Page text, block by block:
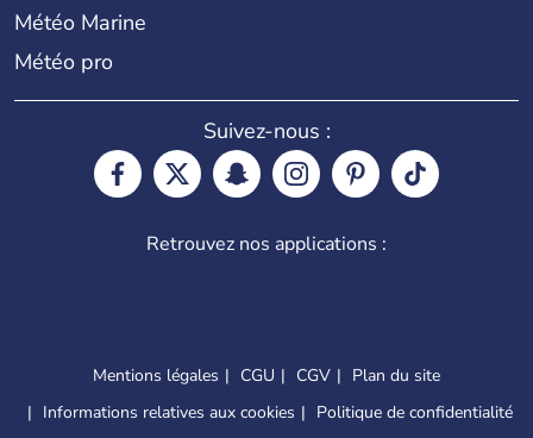
Météo Marine
Météo pro
Suivez-nous :
Retrouvez nos applications :
Mentions légales CGU CGV
Plan du site
Informations relatives aux cookies
Politique de confidentialité